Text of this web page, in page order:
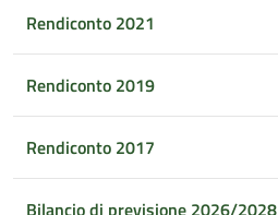
Rendiconto 2021
Rendiconto 2019
Rendiconto 2017
Bilancio di previsione 2026/2028